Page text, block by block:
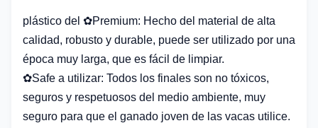
plástico del ✿Premium: Hecho del material de alta
calidad, robusto y durable, puede ser utilizado por una
época muy larga, que es fácil de limpiar.
✿Safe a utilizar: Todos los finales son no tóxicos,
seguros y respetuosos del medio ambiente, muy
seguro para que el ganado joven de las vacas utilice.